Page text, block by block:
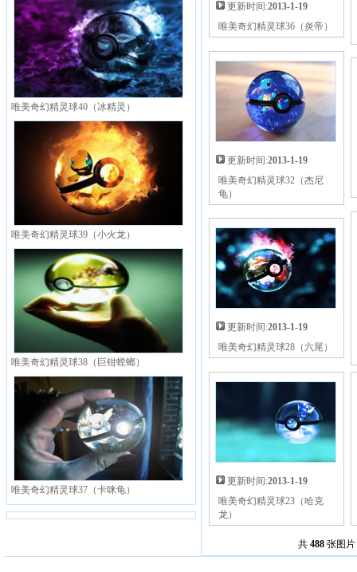
唯美奇幻精灵球40（冰精灵）
唯美奇幻精灵球39（小火龙）
唯美奇幻精灵球38（巨钳螳螂）
唯美奇幻精灵球37（卡咪龟）
更新时间:2013-1-19
唯美奇幻精灵球36（炎帝）
更新时间:2013-1-19
唯美奇幻精灵球32（杰尼
龟）
更新时间:2013-1-19
唯美奇幻精灵球28（六尾）
更新时间:2013-1-19
唯美奇幻精灵球23（哈克
龙）
共 488张图片